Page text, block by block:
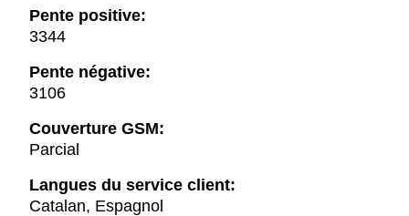
Pente positive:
3344
Pente négative:
3106
Couverture GSM:
Parcial
Langues du service client:
Catalan, Espagnol